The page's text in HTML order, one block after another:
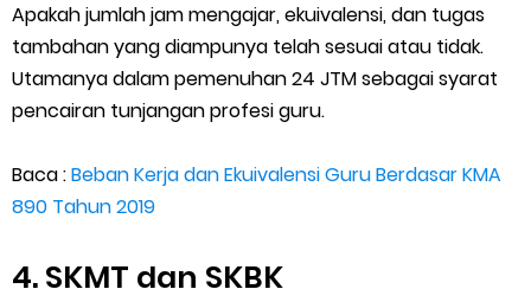
Apakah jumlah jam mengajar, ekuivalensi, dan tugas
tambahan yang diampunya telah sesuai atau tidak.
Utamanya dalam pemenuhan 24 JTM sebagai syarat
pencairan tunjangan profesi guru.
Baca :Beban Kerja dan Ekuivalensi Guru Berdasar KMA
890 Tahun 2019
4. SKMT dan SKBK